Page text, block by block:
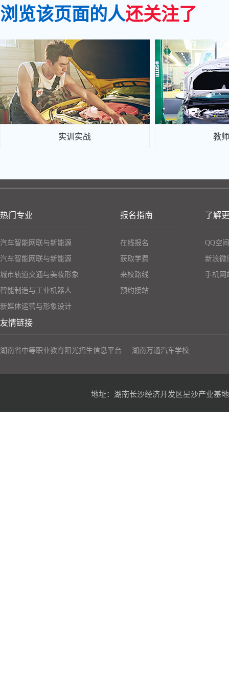
浏览该页面的人还关注了
实训实战 教
热门专业
汽车智能网联与新能源
汽车智能网联与新能源
城市轨道交通与美妆形象
智能制造与工业机器人
新媒体运营与形象设计
报名指南
在线报名
获取学费
来校路线
预约接站
了解
QQ空间
新浪微
手机网
友情链接
湖南省中等职业教育阳光招生信息平台 湖南万通汽车学校
地址：湖南长沙经济开发区星沙产业